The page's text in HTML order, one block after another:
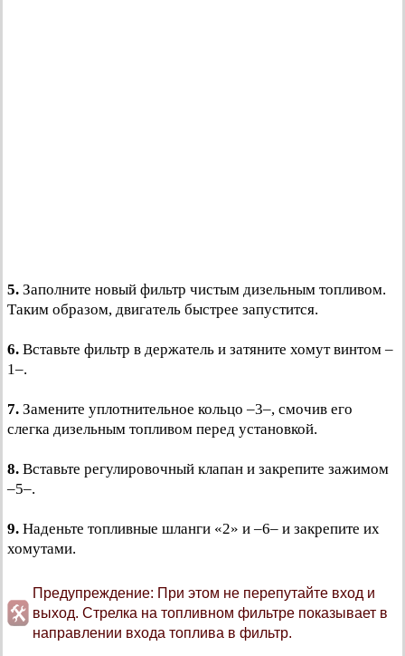
5. Заполните новый фильтр чистым дизельным топливом.
Таким образом, двигатель быстрее запустится.
6. Вставьте фильтр в держатель и затяните хомут винтом –
1–.
7. Замените уплотнительное кольцо –3–, смочив его
слегка дизельным топливом перед установкой.
8. Вставьте регулировочный клапан и закрепите зажимом
–5–.
9. Наденьте топливные шланги «2» и –6– и закрепите их
хомутами.
Предупреждение: При этом не перепутайте вход и
выход. Стрелка на топливном фильтре показывает в
направлении входа топлива в фильтр.